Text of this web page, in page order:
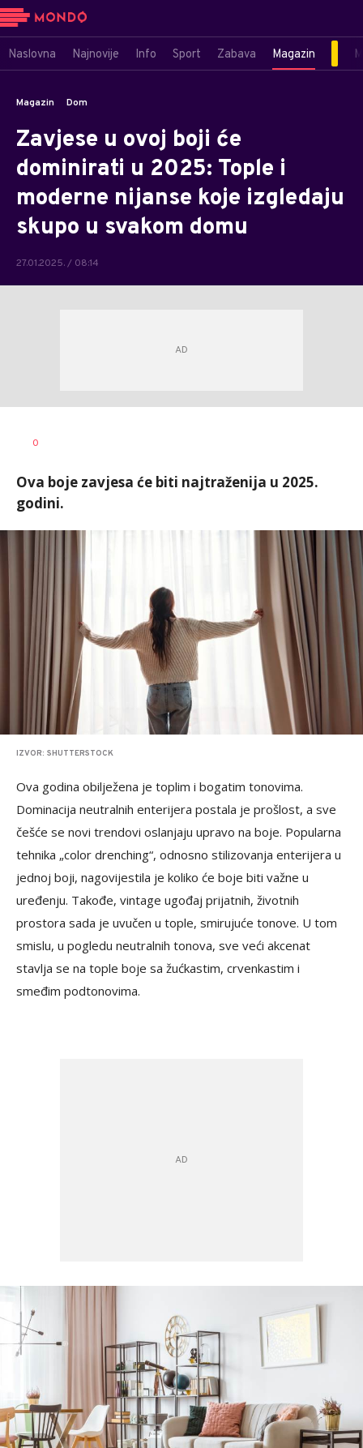
Naslovna Najnovije Info Sport Zabava Magazin
Magazin Dom
Zavjese u ovoj boji će
dominirati u 2025: Tople i
moderne nijanse koje izgledaju
skupo u svakom domu
27.01.2025. / 08:14
AUTOR
0
Ova boje zavjesa će biti najtraženija u 2025.
godini.
IZVOR: SHUTTERSTOCK
Ova godina obilježena je toplim i bogatim tonovima.
Dominacija neutralnih enterijera postala je prošlost, a sve
češće se novi trendovi oslanjaju upravo na boje. Popularna
tehnika „color drenching“, odnosno stilizovanja enterijera u
jednoj boji, nagovijestila je koliko će boje biti važne u
uređenju. Takođe, vintage ugođaj prijatnih, životnih
prostora sada je uvučen u tople, smirujuće tonove. U tom
smislu, u pogledu neutralnih tonova, sve veći akcenat
stavlja se na tople boje sa žućkastim, crvenkastim i
smeđim podtonovima.